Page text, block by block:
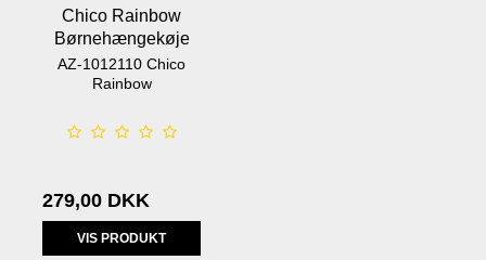
Chico Rainbow
Børnehængekøje
AZ-1012110 Chico
Rainbow
279,00 DKK
VIS PRODUKT